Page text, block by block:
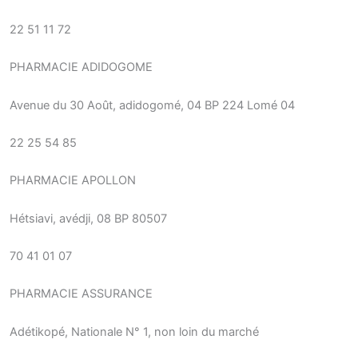
22 51 11 72
PHARMACIE ADIDOGOME
Avenue du 30 Août, adidogomé, 04 BP 224 Lomé 04
22 25 54 85
PHARMACIE APOLLON
Hétsiavi, avédji, 08 BP 80507
70 41 01 07
PHARMACIE ASSURANCE
Adétikopé, Nationale N° 1, non loin du marché